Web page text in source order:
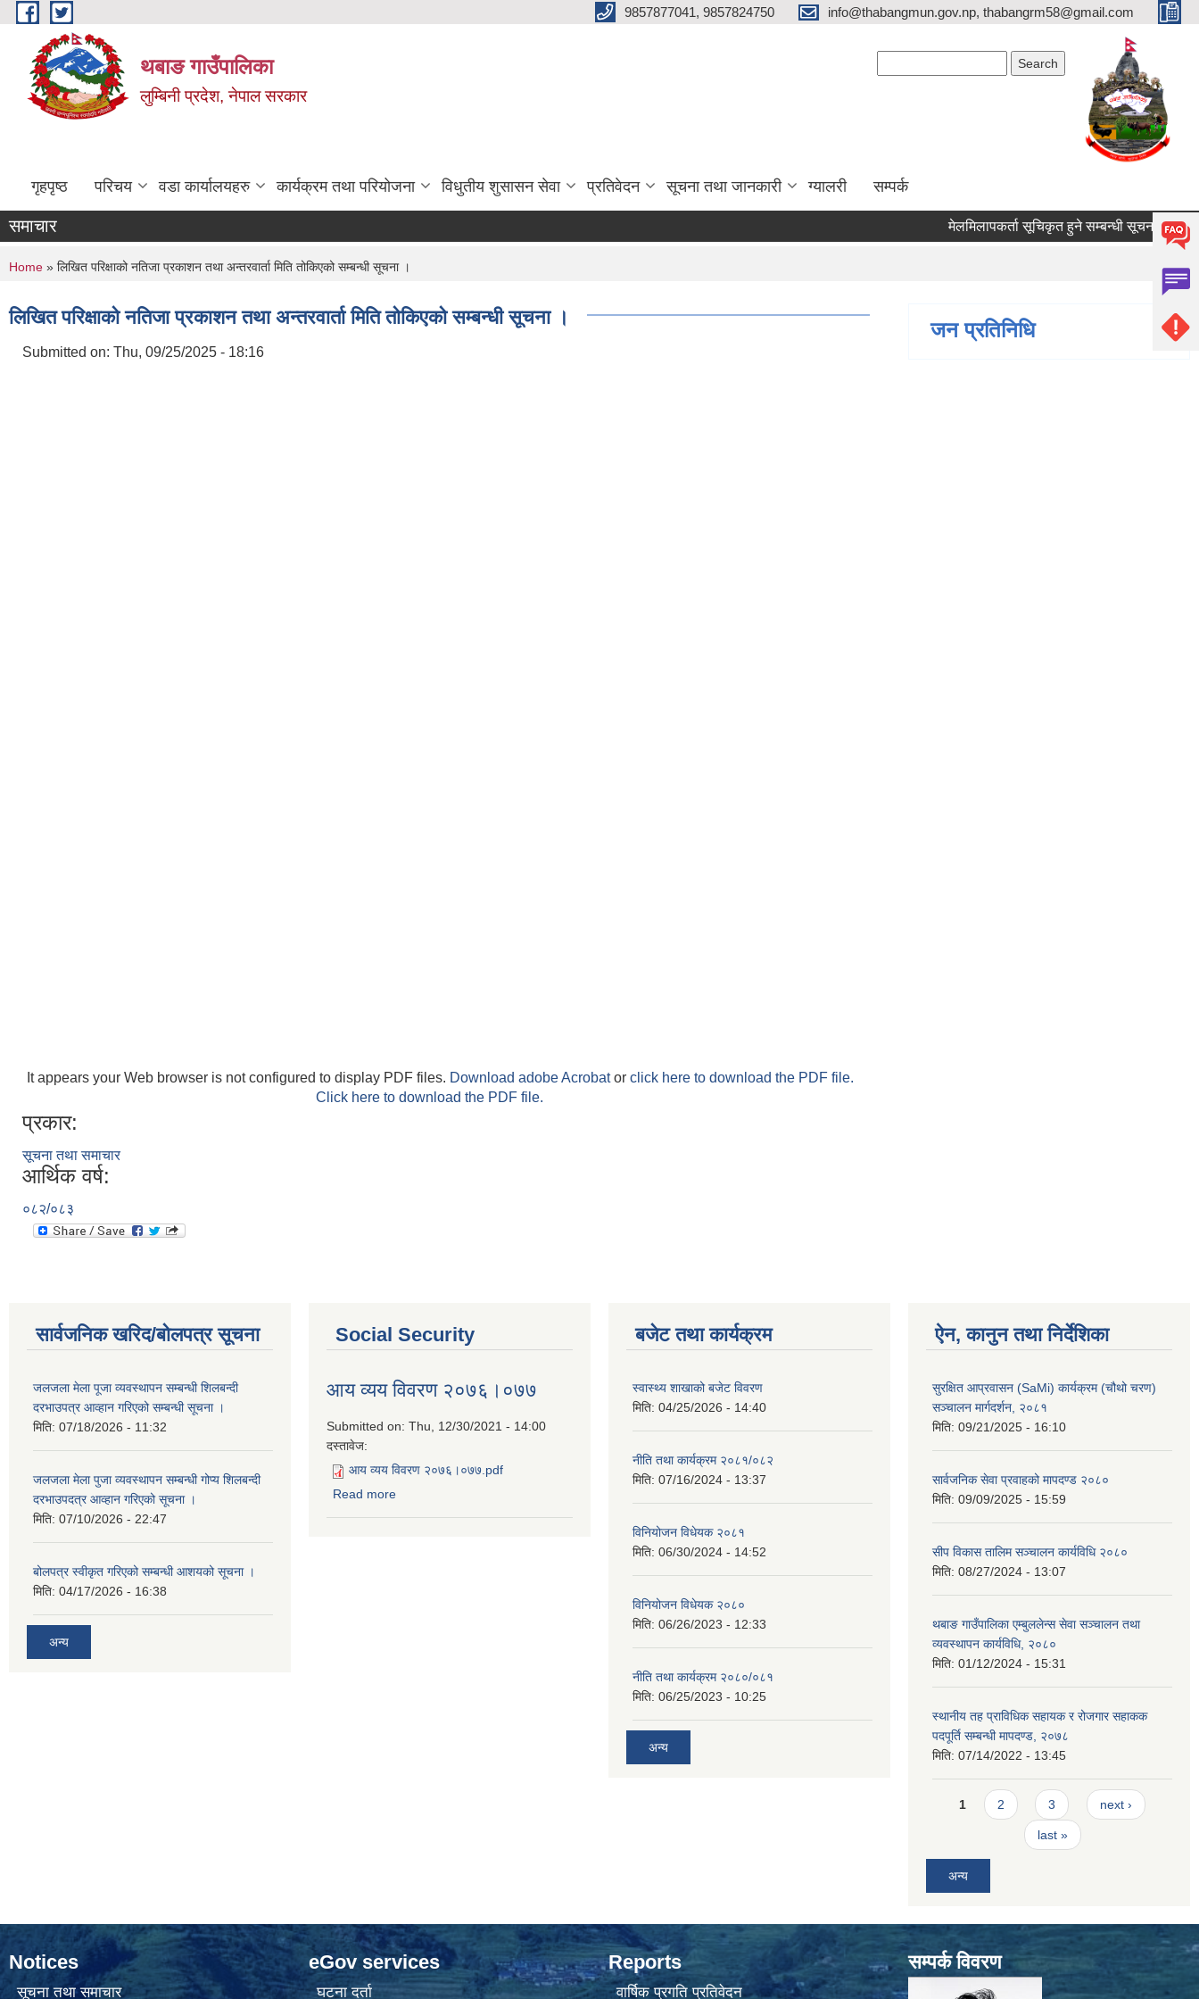
Skip to main content 9857877041, 9857824750 info@thabangmun.gov.np, thabangrm58@gmail.com
थबाङ गाउँपालिका
लुम्बिनी प्रदेश, नेपाल सरकार
गृहपृष्ठ परिचय वडा कार्यालयहरु कार्यक्रम तथा परियोजना विधुतीय शुसासन सेवा प्रतिवेदन सूचना तथा जानकारी ग्यालरी सम्पर्क
समाचार मेलमिलापकर्ता सूचिकृत हुने सम्बन्धी सूचना ।
You are here
Home » लिखित परिक्षाको नतिजा प्रकाशन तथा अन्तरवार्ता मिति तोकिएको सम्बन्धी सूचना ।
लिखित परिक्षाको नतिजा प्रकाशन तथा अन्तरवार्ता मिति तोकिएको सम्बन्धी सूचना ।
Submitted on: Thu, 09/25/2025 - 18:16
It appears your Web browser is not configured to display PDF files. Download adobe Acrobator click here to download the PDF file.
Click here to download the PDF file.
प्रकार:
सूचना तथा समाचार
आर्थिक वर्ष:
०८२/०८३
जन प्रतिनिधि
सार्वजनिक खरिद/बोलपत्र सूचना
जलजला मेला पूजा व्यवस्थापन सम्बन्धी शिलबन्दी
दरभाउपत्र आव्हान गरिएको सम्बन्धी सूचना ।
मिति: 07/18/2026 - 11:32
जलजला मेला पुजा व्यवस्थापन सम्बन्धी गोप्य शिलबन्दी
दरभाउपदत्र आव्हान गरिएको सूचना ।
मिति: 07/10/2026 - 22:47
बोलपत्र स्वीकृत गरिएको सम्बन्धी आशयको सूचना ।
मिति: 04/17/2026 - 16:38
अन्य
Social Security
आय व्यय विवरण २०७६।०७७
Submitted on: Thu, 12/30/2021 - 14:00
दस्तावेज:
आय व्यय विवरण २०७६।०७७.pdf
Read more
बजेट तथा कार्यक्रम
स्वास्थ्य शाखाको बजेट विवरण
मिति: 04/25/2026 - 14:40
नीति तथा कार्यक्रम २०८१/०८२
मिति: 07/16/2024 - 13:37
विनियोजन विधेयक २०८१
मिति: 06/30/2024 - 14:52
विनियोजन विधेयक २०८०
मिति: 06/26/2023 - 12:33
नीति तथा कार्यक्रम २०८०/०८१
मिति: 06/25/2023 - 10:25
अन्य
ऐन, कानुन तथा निर्देशिका
सुरक्षित आप्रवासन (SaMi) कार्यक्रम (चौथो चरण)
सञ्चालन मार्गदर्शन, २०८१
मिति: 09/21/2025 - 16:10
सार्वजनिक सेवा प्रवाहको मापदण्ड २०८०
मिति: 09/09/2025 - 15:59
सीप विकास तालिम सञ्चालन कार्यविधि २०८०
मिति: 08/27/2024 - 13:07
थबाङ गाउँपालिका एम्बुललेन्स सेवा सञ्चालन तथा
व्यवस्थापन कार्यविधि, २०८०
मिति: 01/12/2024 - 15:31
स्थानीय तह प्राविधिक सहायक र रोजगार सहाकक
पदपूर्ति सम्बन्धी मापदण्ड, २०७८
मिति: 07/14/2022 - 13:45
Pages
1 2 3 next ›
last »
अन्य
Notices
सूचना तथा समाचार
eGov services
घटना दर्ता
Reports
वार्षिक प्रगति प्रतिवेदन
सम्पर्क विवरण